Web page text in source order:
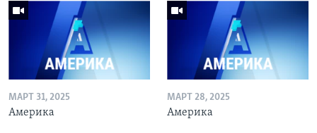
МАРТ 31, 2025
Америка
МАРТ 28, 2025
Америка